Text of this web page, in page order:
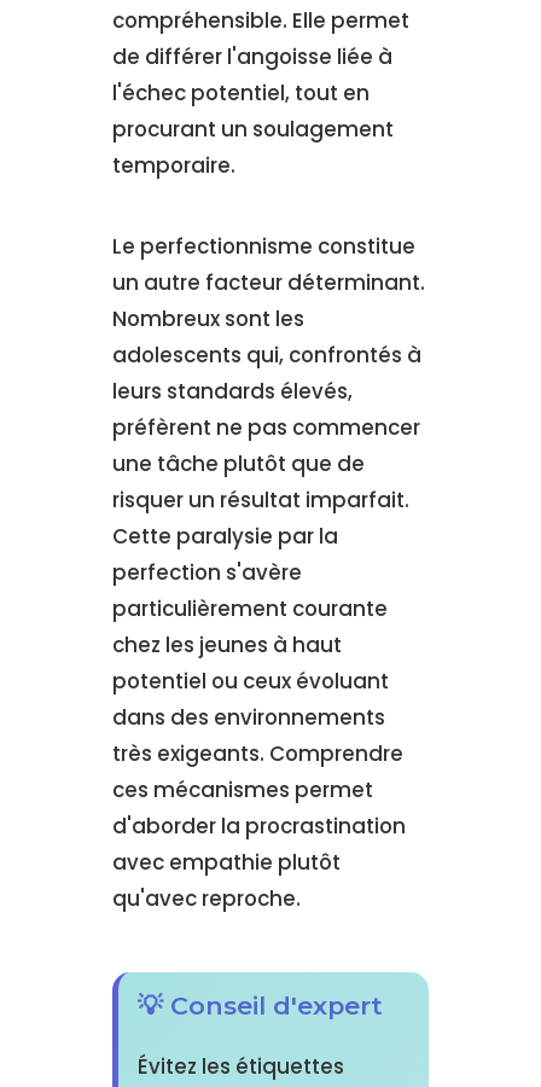
compréhensible. Elle permet
de différer l'angoisse liée à
l'échec potentiel, tout en
procurant un soulagement
temporaire.
Le perfectionnisme constitue
un autre facteur déterminant.
Nombreux sont les
adolescents qui, confrontés à
leurs standards élevés,
préfèrent ne pas commencer
une tâche plutôt que de
risquer un résultat imparfait.
Cette paralysie par la
perfection s'avère
particulièrement courante
chez les jeunes à haut
potentiel ou ceux évoluant
dans des environnements
très exigeants. Comprendre
ces mécanismes permet
d'aborder la procrastination
avec empathie plutôt
qu'avec reproche.
💡 Conseil d'expert
Évitez les étiquettes